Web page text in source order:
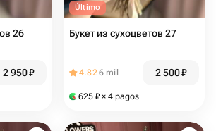
26
2 950₽
Último
Букет из сухоцветов 27
4.826 mil 2 500₽
625 ₽ × 4 pagos